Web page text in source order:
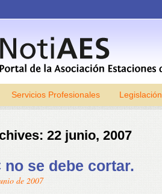
Servicios Profesionales Legislación
22 junio, 2007
no se debe cortar.
de 2007